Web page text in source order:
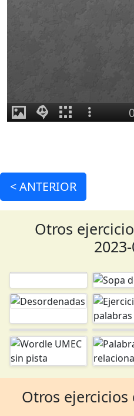
<ANTERIOR
Otros
Otros